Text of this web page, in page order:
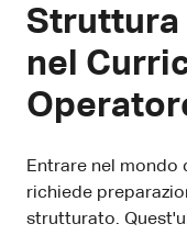
Struttura
nel
Entrare nel mondo
richiede
strutturato.